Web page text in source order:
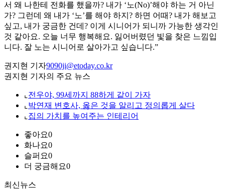
서 왜 나한테 전화를 했을까? 내가 ‘노(No)’해야 하는 거 아닌
가? 그런데 왜 내가 ‘노’를 해야 하지? 하면 어때? 내가 해보고
싶고, 내가 궁금한 건데? 이게 시니어가 되니까 가능한 생각인
것 같아요. 오늘 너무 행복해요. 잃어버렸던 빛을 찾은 느낌입
니다. 잘 노는 시니어로 살아가고 싶습니다.”
권지현 기자9090ji@etoday.co.kr
권지현 기자의 주요 뉴스
⌞ 전우야, 99세까지 88하게 같이 가자
⌞ 박연재 변호사, 옳은 것을 알리고 정의롭게 살다
⌞ 집의 가치를 높여주는 인테리어
좋아요0
화나요0
슬퍼요0
더 궁금해요0
최신뉴스